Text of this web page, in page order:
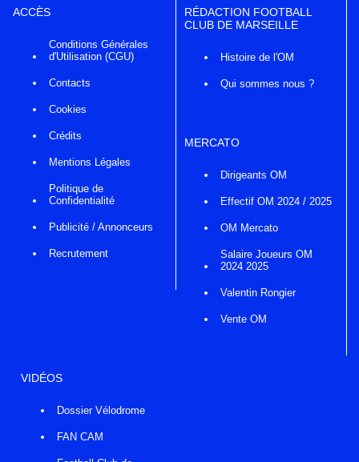
ACCÈS
Conditions Générales
d'Utilisation (CGU)
Contacts
Cookies
Crédits
Mentions Légales
Politique de
Confidentialité
Publicité / Annonceurs
Recrutement
RÉDACTION FOOTBALL
CLUB DE MARSEILLE
Histoire de l'OM
Qui sommes nous ?
MERCATO
Dirigeants OM
Effectif OM 2024 / 2025
OM Mercato
Salaire Joueurs OM
2024 2025
Valentin Rongier
Vente OM
VIDÉOS
Dossier Vélodrome
FAN CAM